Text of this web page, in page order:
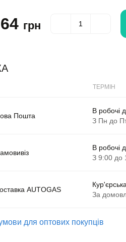
грн
ТЕРМІН
Пошта
В робочі
З Пн до
В робочі
З 9:00 до
AUTOGAS
За
для оптових покупців